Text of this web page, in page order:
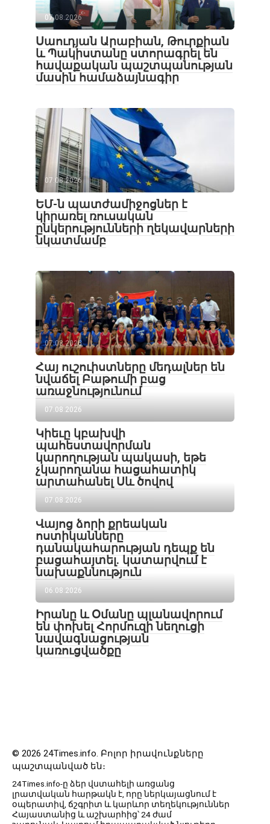
07.08.2026
Սաուդյան Արաբիան, Թուրքիան
և Պակիստանը ստորագրել են
հավաքական պաշտպանության
մասին համաձայնագիր
07.08.2026
ԵՄ-ն պատժամիջոցներ է
կիրառել ռուսական
ընկերությունների ղեկավարների
նկատմամբ
07.08.2026
Հայ ուշուիստները մեդալներ են
նվաճել Բաթումի բաց
առաջնությունում
07.08.2026
Կիեւը կբախվի
պահեստավորման
կարողության պակասի, եթե
չկարողանա հացահատիկ
արտահանել Սև ծովով
07.08.2026
Վայոց ձորի քրեական
ոստիկանները
դանակահարության դեպք են
բացահայտել․ կատարվում է
նախաքննություն
06.08.2026
Իրանը և Օմանը պլանավորում
են փոխել Հորմուզի նեղուցի
նավագնացության
կառուցվածքը
© 2026 24Times.info․ Բոլոր իրավունքները
պաշտպանված են։
24Times.info-ը ձեր վստահելի առցանց
լրատվական հարթակն է, որը ներկայացնում է
օպերատիվ, ճշգրիտ և կարևոր տեղեկություններ
Հայաստանից և աշխարհից՝ 24 ժամ